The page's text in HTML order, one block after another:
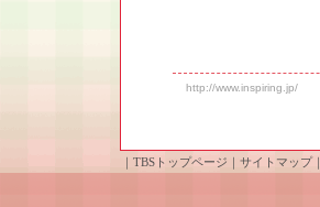
http://www.inspiring.jp/
｜ TBSトップページ ｜ サイトマップ｜